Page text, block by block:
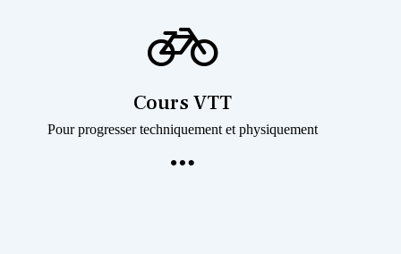
Cours VTT
Pour progresser techniquement et physiquement